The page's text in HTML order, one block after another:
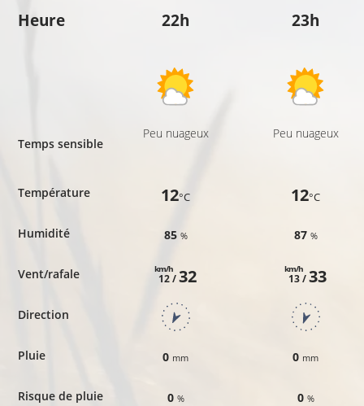
Heure
Temps sensible
Température
Humidité
Vent/rafale
Direction
Pluie
Risque de pluie
22h
Peu nuageux
12°C
85 %
12 /
km/h 32
0 mm
0 %
23h
Peu nuageux
12°C
87 %
13 /
km/h 33
0 mm
0 %